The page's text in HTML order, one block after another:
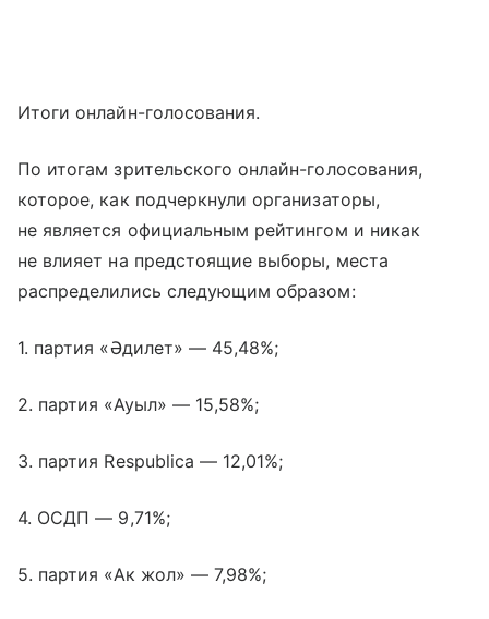
Итоги онлайн-голосования.
По итогам зрительского онлайн-голосования,
которое, как подчеркнули организаторы,
не является официальным рейтингом и никак
не влияет на предстоящие выборы, места
распределились следующим образом:
1. партия «Әдилет» — 45,48%;
2. партия «Ауыл» — 15,58%;
3. партия Respublica — 12,01%;
4. ОСДП — 9,71%;
5. партия «Ак жол» — 7,98%;